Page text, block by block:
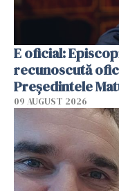
E oficial:
recunoscută
Președintele
09 AUGUST 2026